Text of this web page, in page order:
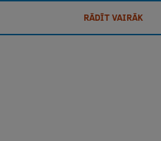
RĀDĪT VAIRĀK